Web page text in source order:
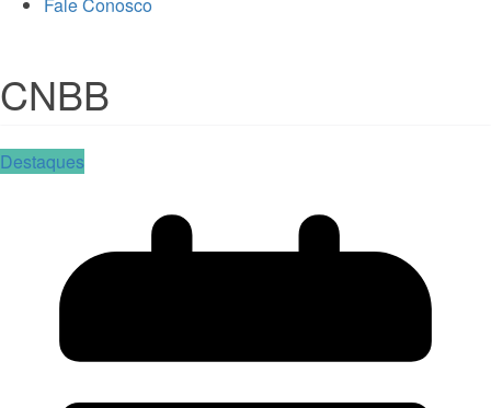
CNBB
Destaques